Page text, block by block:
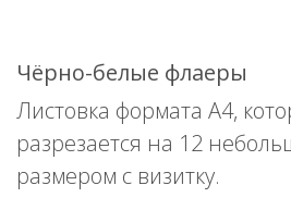
Чёрно-белые флаеры
Листовка формата A4,
разрезается на 12
размером с визитку.